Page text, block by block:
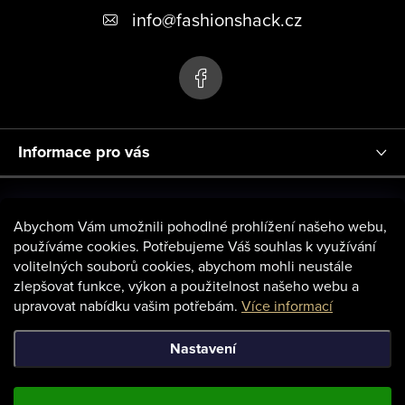
Abychom Vám umožnili pohodlné prohlížení našeho webu,
používáme cookies. Potřebujeme Váš souhlas k využívání
volitelných souborů cookies, abychom mohli neustále
zlepšovat funkce, výkon a použitelnost našeho webu a
upravovat nabídku vašim potřebám. Více informací
Nastavení
info@fashionshack.cz
Informace pro vás
Copyright 2026Fashion Shack. Všechna práva vyhrazena.Upravit
nastavení cookies